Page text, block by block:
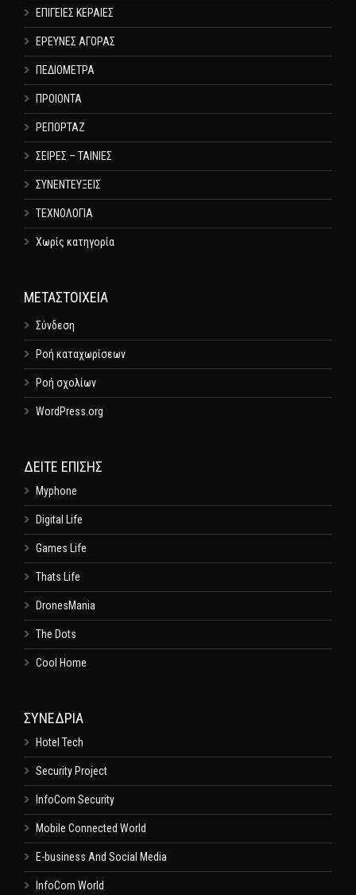
ΕΠΙΓΕΙΕΣ ΚΕΡΑΙΕΣ
ΕΡΕΥΝΕΣ ΑΓΟΡΑΣ
ΠΕΔΙΟΜΕΤΡΑ
ΠΡΟΙΟΝΤΑ
ΡΕΠΟΡΤΑΖ
ΣΕΙΡΕΣ – ΤΑΙΝΙΕΣ
ΣΥΝΕΝΤΕΥΞΕΙΣ
ΤΕΧΝΟΛΟΓΙΑ
Χωρίς κατηγορία
ΜΕΤΑΣΤΟΙΧΕΊΑ
Σύνδεση
Ροή καταχωρίσεων
Ροή σχολίων
WordPress.org
ΔΕΊΤΕ ΕΠΊΣΗΣ
Myphone
Digital Life
Games Life
Thats Life
DronesMania
The Dots
Cool Home
ΣΥΝΕΔΡΙΑ
Hotel Tech
Security Project
InfoCom Security
Mobile Connected World
E-business And Social Media
InfoCom World